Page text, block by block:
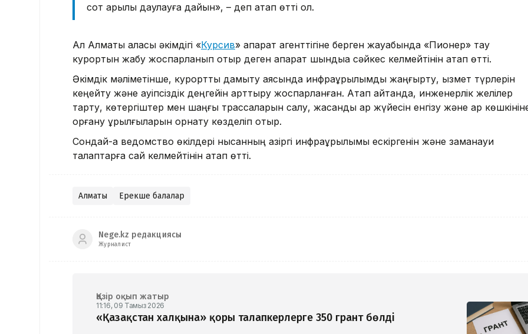
сот арқылы даулауға дайын», – деп атап өтті ол.
Ал Алматы қаласы әкімдігі «Курсив» ақпарат агенттігіне берген жауабында «Пионер» тау
курортын жабу жоспарланып отыр деген ақпарат шындыққа сәйкес келмейтінін атап өтті.
Әкімдік мәліметінше, курортты дамыту аясында инфрақұрылымды жаңғырту, қызмет түрлерін
кеңейту және қауіпсіздік деңгейін арттыру жоспарланған. Атап айтқанда, инженерлік желілер
тарту, көтергіштер мен шаңғы трассаларын салу, жасанды қар жүйесін енгізу және қар
қорғану құрылғыларын орнату көзделіп отыр.
Сондай-ақ ведомство өкілдері нысанның қазіргі инфрақұрылымы ескіргенін және заманауи
талаптарға сай келмейтінін атап өтті.
Алматы Ерекше балалар
Nege.kz редакциясы
Журналист
Қазір оқып жатыр
11:16, 09 Тамыз 2026
«Қазақстан халқына» қоры талапкерлерге 350 грант бөлді